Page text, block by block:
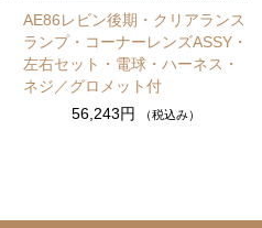
AE86レビン後期・クリアランス
ランプ・コーナーレンズASSY・
左右セット・電球・ハーネス・
ネジ／グロメット付
56,243円
（税込み）